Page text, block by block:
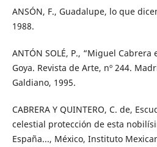
ANSÓN, F., Guadalupe, lo que
1988.
ANTÓN SOLÉ, P., “Miguel
Goya. Revista de Arte, nº 244.
Galdiano, 1995.
CABRERA Y QUINTERO, C. de,
celestial protección de esta
España..., México, Instituto